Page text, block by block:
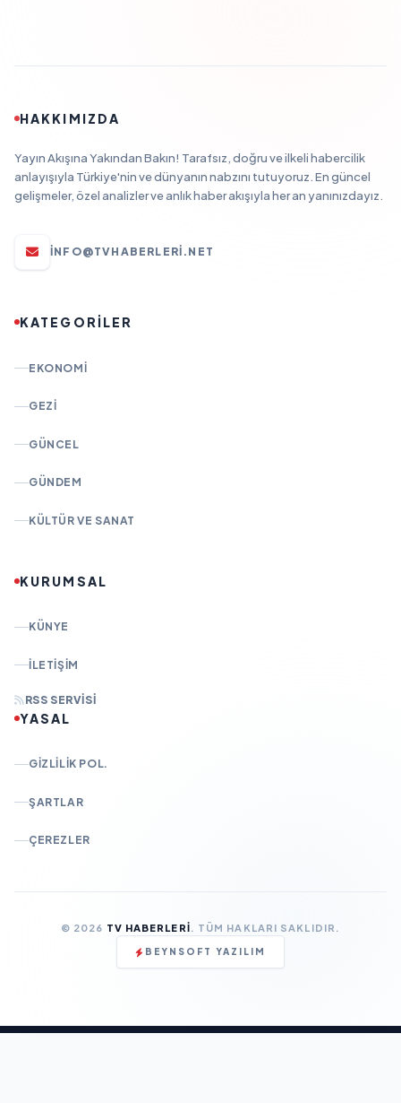
HAKKIMIZDA
Yayın Akışına Yakından Bakın! Tarafsız, doğru ve ilkeli habercilik
anlayışıyla Türkiye'nin ve dünyanın nabzını tutuyoruz. En güncel
gelişmeler, özel analizler ve anlık haber akışıyla her an yanınızdayız.
INFO@TVHABERLERI.NET
KATEGORİLER
EKONOMI
GEZI
GÜNCEL
GÜNDEM
KÜLTÜR VE SANAT
KURUMSAL
KÜNYE
İLETIŞIM
RSS SERVISI
YASAL
GIZLILIK POL.
ŞARTLAR
ÇEREZLER
© 2026 TV HABERLERI. TÜM HAKLARI SAKLIDIR.
BEYNSOFT YAZILIM